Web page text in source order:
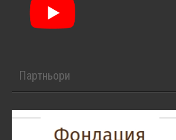
Партньори